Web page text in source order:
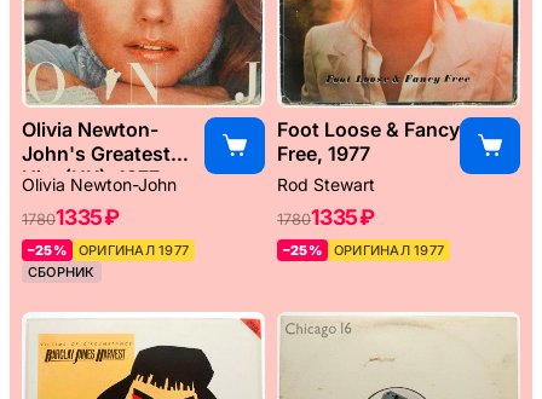
Olivia Newton-
John's Greatest
Hits (UK), 1977
Olivia Newton-John
17801335 ₽
–25%
ОРИГИНАЛ 1977
СБОРНИК
Foot Loose & Fancy
Free, 1977
Rod Stewart
17801335 ₽
–25% ОРИГИНАЛ 1977